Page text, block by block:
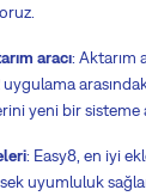
aracı: Aktarım
yeni bir sisteme
: Easy8, en iyi
uyumluluk